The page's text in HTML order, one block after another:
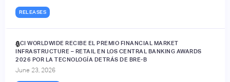
RELEASES
ACI WORLDWIDE RECIBE EL PREMIO FINANCIAL MARKET
INFRASTRUCTURE – RETAIL EN LOS CENTRAL BANKING AWARDS
2026 POR LA TECNOLOGÍA DETRÁS DE BRE-B
June 23, 2026
🔒